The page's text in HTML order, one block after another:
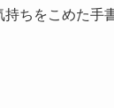
ちをこめた手